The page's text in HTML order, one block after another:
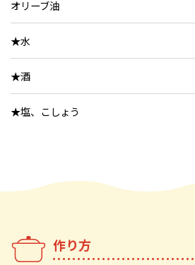
オリーブ油
★水
★酒
★塩、こしょう
作り方